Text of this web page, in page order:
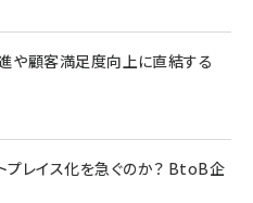
や顧客満足度向上に直結する
プレイス化を急ぐのか？ BtoB企